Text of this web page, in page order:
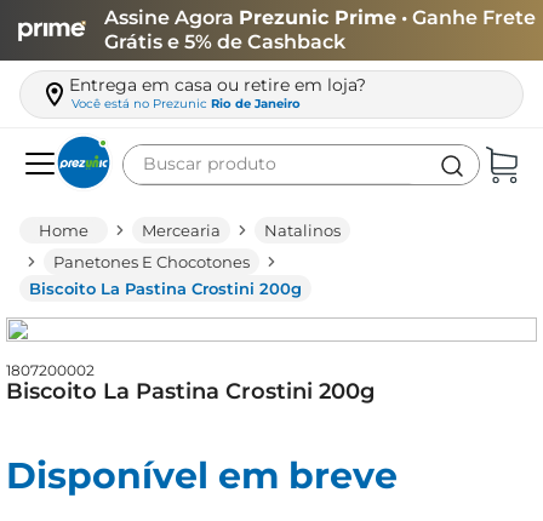
Assine Agora Prezunic Prime • Ganhe Frete
Grátis e 5% de Cashback
Entrega em casa ou retire em loja?
Você está no Prezunic Rio de Janeiro
Buscar produto
Mercearia
Natalinos
Panetones E Chocotones
Biscoito La Pastina Crostini 200g
1807200002
Biscoito La Pastina Crostini 200g
Disponível em breve
leite
queijo
arroz